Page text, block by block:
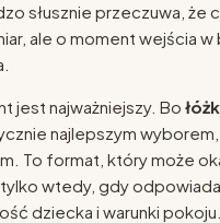
słusznie przeczuwa, że
ale o moment wejścia w
jest najważniejszy. Bo
najlepszym wyborem,
To format, który może
wtedy, gdy
dziecka i warunki